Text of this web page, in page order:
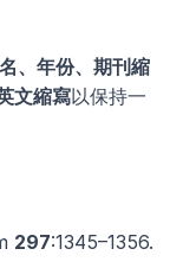
、年份、期刊縮
文縮寫以保持一
297:1345–1356.